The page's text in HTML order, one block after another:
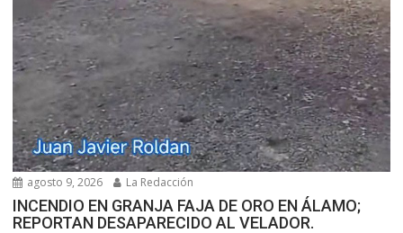
agosto 9, 2026 La Redacción
INCENDIO EN GRANJA FAJA DE ORO EN ÁLAMO;
REPORTAN DESAPARECIDO AL VELADOR.